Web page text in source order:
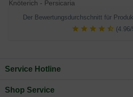
Knöterich - Persicaria
Der Bewertungsdurchschnitt für
Service Hotline
Shop Service